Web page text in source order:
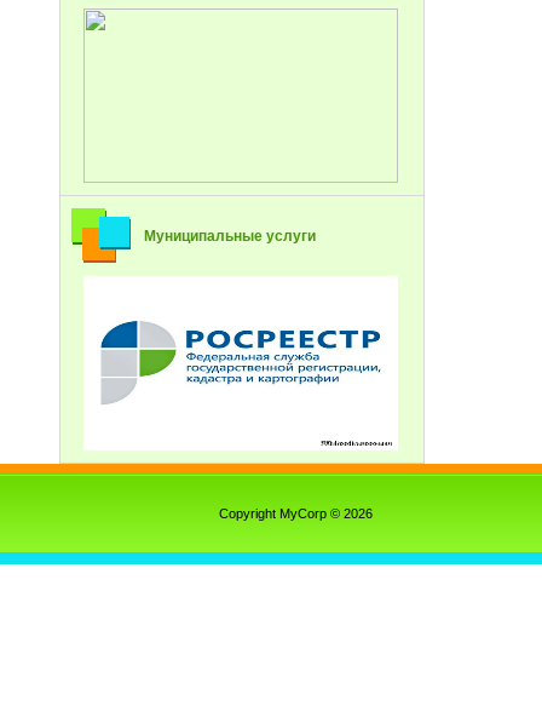
Муниципальные услуги
Copyright MyCorp © 2026